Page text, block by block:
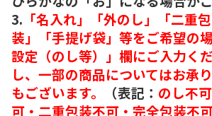
3. 「名入れ」「外のし」「二重
装」「手提げ袋」等をご希望の
設定（のし等）」欄にご入力く
し、一部の商品についてはお承
もございます。
（表記： のし不
可・二重包装不可・完全包装不